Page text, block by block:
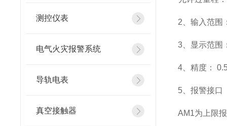
测控仪表
电气火灾报警系统
导轨电表
真空接触器
2 、输入范围
3 显示范围
4 、精度：
5 、报警接口
AM1为上限